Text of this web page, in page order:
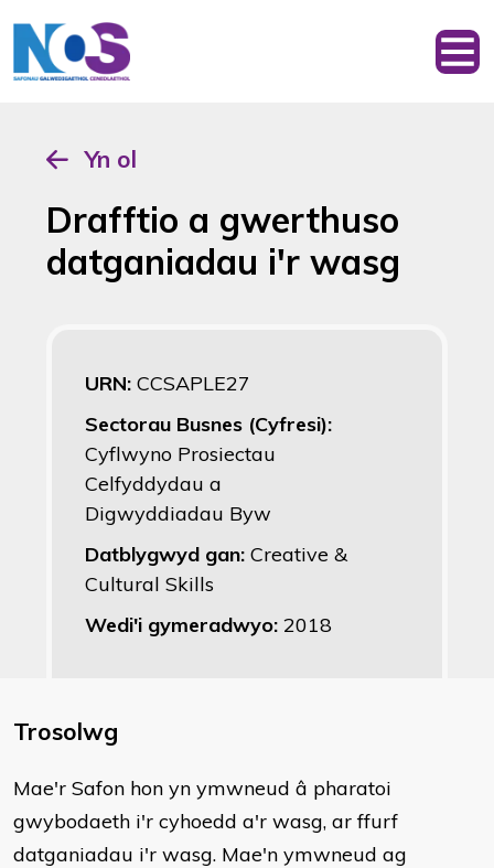
Yn ol
Drafftio a gwerthuso
datganiadau i'r wasg
URN: CCSAPLE27
Sectorau Busnes (Cyfresi):
Cyflwyno Prosiectau
Celfyddydau a
Digwyddiadau Byw
Datblygwyd gan: Creative &
Cultural Skills
Wedi'i gymeradwyo: 2018
Trosolwg
Mae'r Safon hon yn ymwneud â pharatoi
gwybodaeth i'r cyhoedd a'r wasg, ar ffurf
datganiadau i'r wasg. Mae'n ymwneud ag